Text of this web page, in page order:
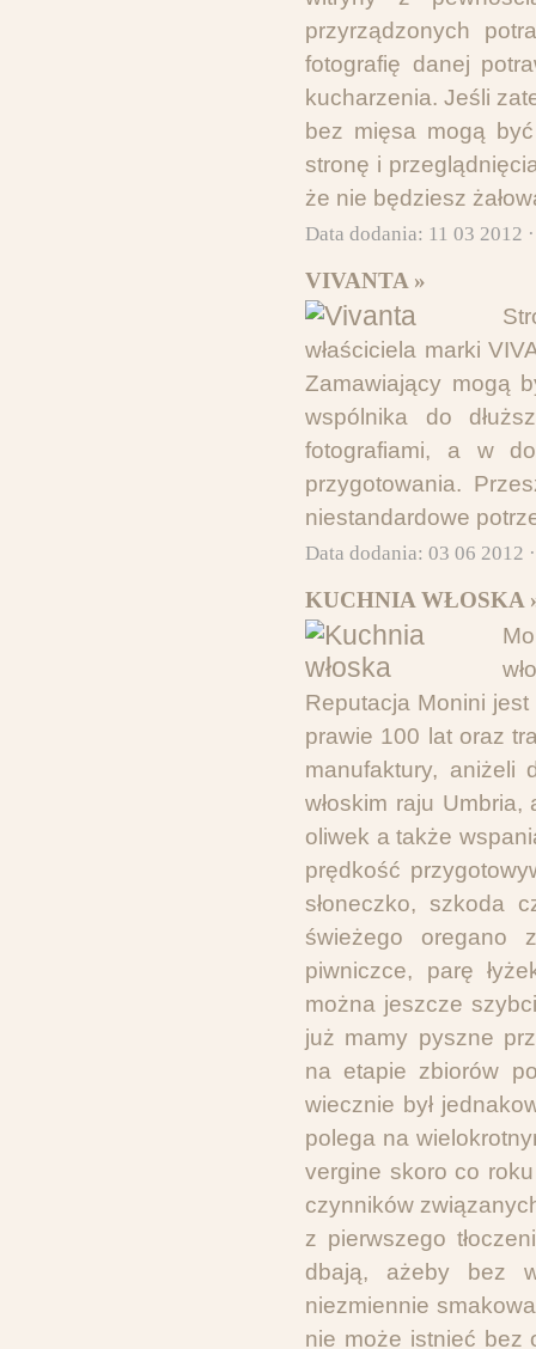
przyrządzonych
fotografię danej
kucharzenia. Jeśli
bez mięsa mogą
stronę i
że nie będziesz
Data dodania: 11 03 2012
VIVANTA »
właściciela marki
Zamawiający mogą
wspólnika do
fotografiami, a w
przygotowania.
niestandardowe
Data dodania: 03 06 2012
KUCHNIA WŁOSKA
Reputacja Monini
prawie 100 lat oraz
manufaktury, aniżeli
włoskim raju
oliwek a także
prędkość
słoneczko, szkoda
świeżego oregano
piwniczce, parę
można jeszcze
już mamy pyszne
na etapie zbiorów
wiecznie był
polega na
vergine skoro co
czynników
z pierwszego
dbają, ażeby bez
niezmiennie
nie może istnieć bez